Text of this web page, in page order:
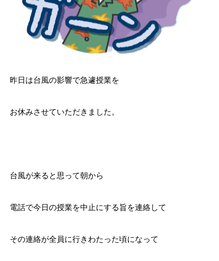
昨日は台風の影響で急遽授業を
お休みさせていただきました。
台風が来ると思って朝から
電話で今日の授業を中止にする旨を連絡して
その連絡が全員に行きわたった頃になって